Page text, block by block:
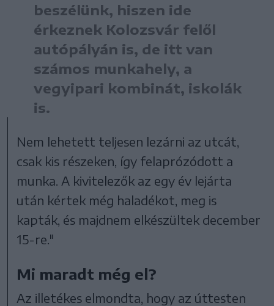
beszélünk, hiszen ide
érkeznek Kolozsvár felől
autópályán is, de itt van
számos munkahely, a
vegyipari kombinát, iskolák
is.
Nem lehetett teljesen lezárni az utcát,
csak kis részeken, így felaprózódott a
munka. A kivitelezők az egy év lejárta
után kértek még haladékot, meg is
kapták, és majdnem elkészültek december
15-re."
Mi maradt még el?
Az illetékes elmondta, hogy az úttesten